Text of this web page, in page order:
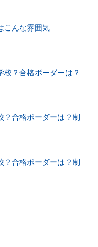
こんな雰囲気
？合格ボーダーは？
？合格ボーダーは？制
？合格ボーダーは？制